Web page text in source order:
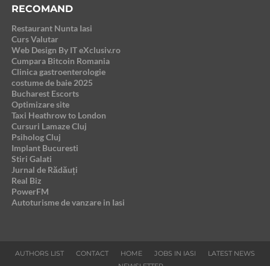
RECOMAND
Restaurant Nunta Iasi
Curs Valutar
Web Design By IT eXclusiv.ro
Cumpara Bitcoin Romania
Clinica gastroenterologie
costume de baie 2025
Bucharest Escorts
Optimizare site
Taxi Heathrow to London
Cursuri Lamaze Cluj
Psiholog Cluj
Implant Bucuresti
Stiri Galati
Jurnal de Rădăuți
Real Biz
PowerFM
Autoturisme de vanzare in Iasi
AUTHORS LIST CONTACT HOME JOBS IN IASI
LATEST NEWS